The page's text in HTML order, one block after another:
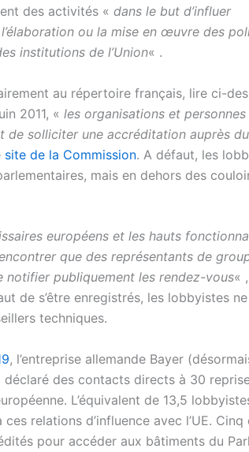
des activités « dans le but d’influer
ou la mise en œuvre des
institutions de l’Union« .
au répertoire français, lire ci-
2011, « les organisations et
de solliciter une accréditation auprès du
site de la Commission. A défaut, les
mais en dehors des
européens et les hauts
que des représentants de
notifier publiquement les rendez-vous«
de s’être enregistrés, les lobbyistes ne
techniques.
, l’entreprise allemande Bayer
des contacts directs à 30
L’équivalent de 13,5
relations d’influence avec l’UE. Cinq
pour accéder aux bâtiments du